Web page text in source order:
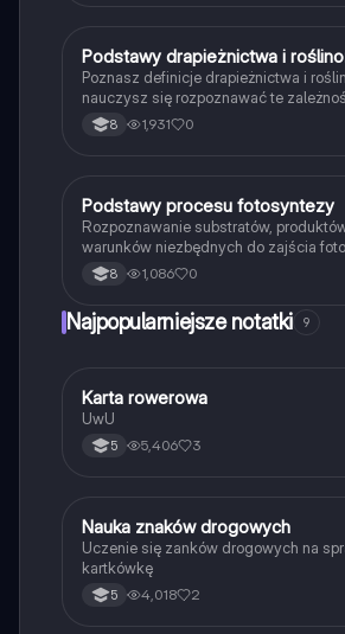
PBiologia
Podstawy drapieżnictwa i
Poznasz definicje drapieżnictwa i
nauczysz się rozpoznawać te
organizmami w przyrodzie.
8 1,931 0
PBiologia
Podstawy procesu fotosyntezy
Rozpoznawanie substratów,
warunków niezbędnych do zajścia
roślin.
8 1,086 0
Najpopularniejsze notatki 9
KTechnika
Karta rowerowa
UwU
5 5,406 3
NTechnika
Nauka znaków drogowych
Uczenie się zanków drogowych na
kartkówkę
5 4,018 2